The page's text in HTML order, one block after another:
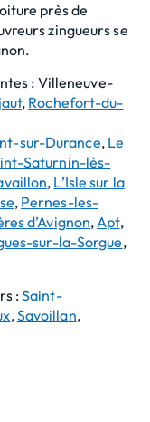
près de
zingueurs se
: Villeneuve-
, Rochefort-du-
sur-Durance, Le
Saturnin-lès-
, L’Isle sur la
, Pernes-les-
d’Avignon,Apt,
sur-la-Sorgue,
:Saint-
,Savoillan,